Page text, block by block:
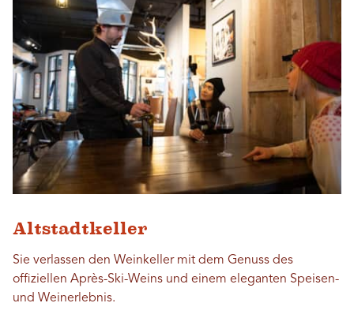
Altstadtkeller
Sie verlassen den Weinkeller mit dem Genuss des
offiziellen Après-Ski-Weins und einem eleganten Speisen-
und Weinerlebnis.